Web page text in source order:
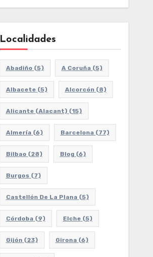
Localidades
Abadiño (5) A Coruña (5)
Albacete (5) Alcorcón (8)
Alicante (Alacant) (15)
Almería (6) Barcelona (77)
Bilbao (28) Blog (6)
Burgos (7)
Castellón De La Plana (5)
Córdoba (9) Elche (5)
Gijón (23) Girona (6)